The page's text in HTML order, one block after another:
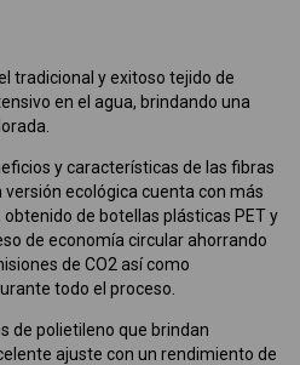
tradicional y exitoso tejido de
en el agua, brindando una
y características de las fibras
ecológica cuenta con más
de botellas plásticas PET y
de economía circular ahorrando
de CO2 así como
todo el proceso.
de polietileno que brindan
ajuste con un rendimiento de